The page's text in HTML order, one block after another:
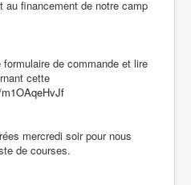
au financement de notre camp
de commande et lire
cette
mercredi soir pour nous
de courses.